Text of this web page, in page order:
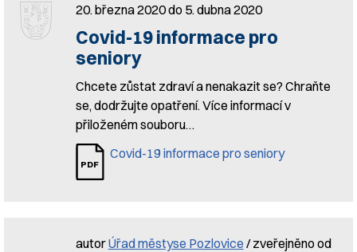
20. března 2020 do 5. dubna 2020
Covid-19 informace pro
seniory
Chcete zůstat zdraví a nenakazit se? Chraňte
se, dodržujte opatření. Více informací v
přiloženém souboru…
Covid-19 informace pro seniory
autorÚřad městyse Pozlovice / zveřejněno od